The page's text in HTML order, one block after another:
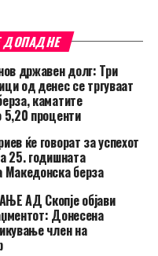
ДОПАДНЕ
државен долг: Три
од денес се тргуваат
каматите
5,20 проценти
ќе говорат за успехот
25. годишната
Македонска берза
АД Скопје објави
Донесена
член на